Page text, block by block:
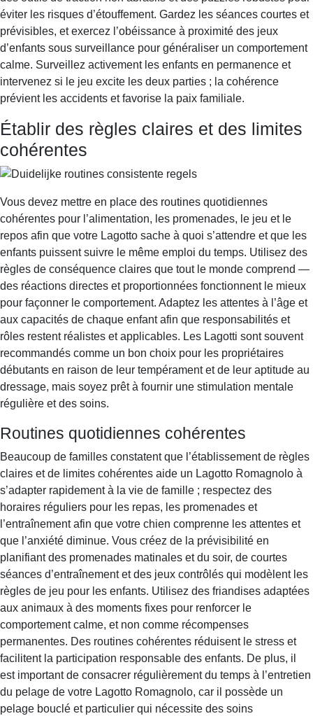
éviter les risques d’étouffement. Gardez les séances courtes et
prévisibles, et exercez l’obéissance à proximité des jeux
d’enfants sous surveillance pour généraliser un comportement
calme. Surveillez activement les enfants en permanence et
intervenez si le jeu excite les deux parties ; la cohérence
prévient les accidents et favorise la paix familiale.
Établir des règles claires et des limites
cohérentes
Vous devez mettre en place des routines quotidiennes
cohérentes pour l’alimentation, les promenades, le jeu et le
repos afin que votre Lagotto sache à quoi s’attendre et que les
enfants puissent suivre le même emploi du temps. Utilisez des
règles de conséquence claires que tout le monde comprend —
des réactions directes et proportionnées fonctionnent le mieux
pour façonner le comportement. Adaptez les attentes à l’âge et
aux capacités de chaque enfant afin que responsabilités et
rôles restent réalistes et applicables. Les Lagotti sont souvent
recommandés comme un bon choix pour les propriétaires
débutants en raison de leur tempérament et de leur aptitude au
dressage, mais soyez prêt à fournir une stimulation mentale
régulière et des soins.
Routines quotidiennes cohérentes
Beaucoup de familles constatent que l’établissement de règles
claires et de limites cohérentes aide un Lagotto Romagnolo à
s’adapter rapidement à la vie de famille ; respectez des
horaires réguliers pour les repas, les promenades et
l’entraînement afin que votre chien comprenne les attentes et
que l’anxiété diminue. Vous créez de la prévisibilité en
planifiant des promenades matinales et du soir, de courtes
séances d’entraînement et des jeux contrôlés qui modèlent les
règles de jeu pour les enfants. Utilisez des friandises adaptées
aux animaux à des moments fixes pour renforcer le
comportement calme, et non comme récompenses
permanentes. Des routines cohérentes réduisent le stress et
facilitent la participation responsable des enfants. De plus, il
est important de consacrer régulièrement du temps à l’entretien
du pelage de votre Lagotto Romagnolo, car il possède un
pelage bouclé et particulier qui nécessite des soins